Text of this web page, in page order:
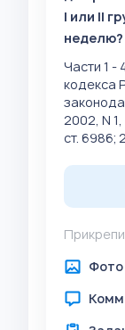
I или II
неделю?
Части 1 -
кодекса
2002, N 1,
ст. 6986;
Фото